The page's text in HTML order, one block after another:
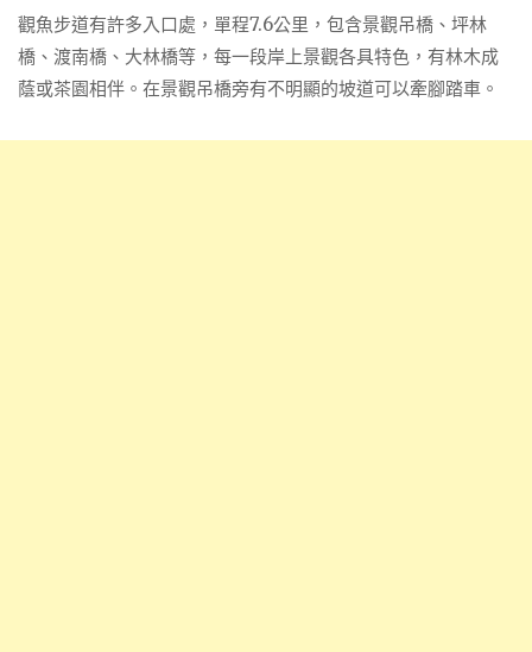
觀魚步道有許多入口處，單程7.6公里，包含景觀吊橋、坪林
橋、渡南橋、大林橋等，每一段岸上景觀各具特色，有林木成
蔭或茶園相伴 。在景觀吊橋旁有不明顯的坡道可以牽腳踏車。